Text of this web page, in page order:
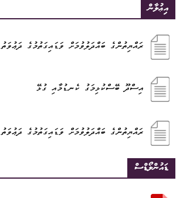
އިޢުލާން
ރައްޔިތުންގެ ބައްދަލުވުމަށް ވަޑައިގަތުމުގެ ދަޢުވަތު
އިސްދޫ ބޭސްކުޅިމަގު ކެނޑުމާއި ގުޅޭ
ރައްޔިތުންގެ ބައްދަލުވުމަށް ވަޑައިގަތުމުގެ ދަޢުވަތު
ޑައުންލޯޑްސް